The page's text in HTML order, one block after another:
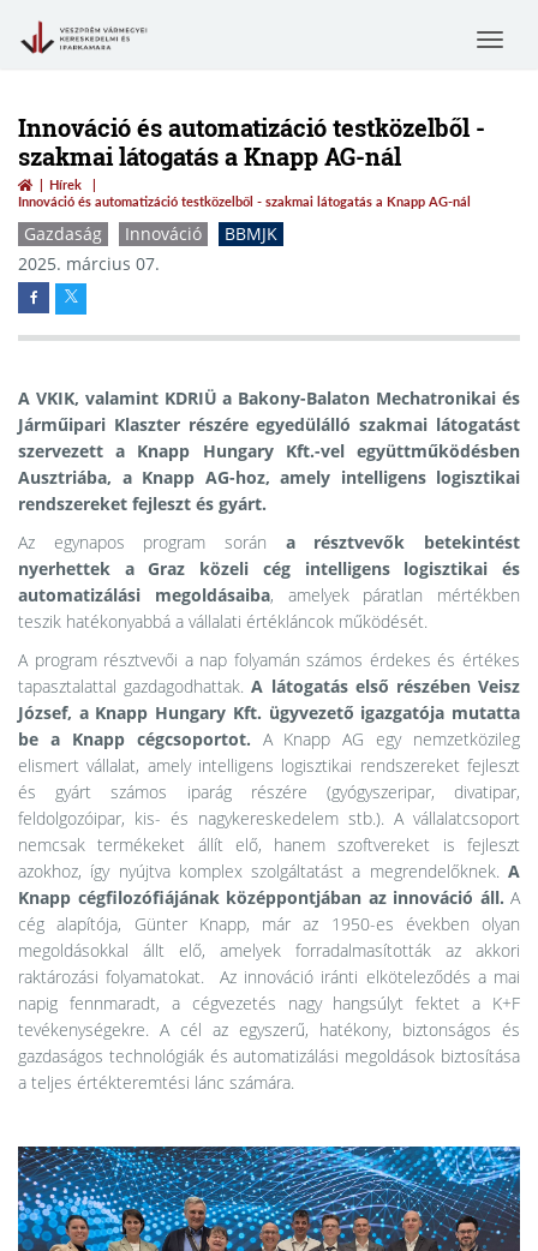
Toggle
Innováció és automatizáció testközelből -
szakmai látogatás a Knapp AG-nál
Hírek
Innováció és automatizáció testközelből - szakmai látogatás a Knapp AG-nál
Gazdaság Innováció
BBMJK
2025. március 07.
A VKIK, valamint KDRIÜ a Bakony-Balaton Mechatronikai és
Járműipari Klaszter részére egyedülálló szakmai látogatást
szervezett a Knapp Hungary Kft.-vel együttműködésben
Ausztriába, a Knapp AG-hoz, amely intelligens logisztikai
rendszereket fejleszt és gyárt.
Az egynapos program során a résztvevők betekintést
nyerhettek a Graz közeli cég intelligens logisztikai és
automatizálási megoldásaiba, amelyek páratlan mértékben
teszik hatékonyabbá a vállalati értékláncok működését.
A program résztvevői a nap folyamán számos érdekes és értékes
tapasztalattal gazdagodhattak.A látogatás első részében Veisz
József, a Knapp Hungary Kft. ügyvezető igazgatója mutatta
be a Knapp cégcsoportot. A Knapp AG egy nemzetközileg
elismert vállalat, amely intelligens logisztikai rendszereket fejleszt
és gyárt számos iparág részére (gyógyszeripar, divatipar,
feldolgozóipar, kis- és nagykereskedelem stb.). A vállalatcsoport
nemcsak termékeket állít elő, hanem szoftvereket is fejleszt
azokhoz, így nyújtva komplex szolgáltatást a megrendelőknek. A
Knapp cégfilozófiájának középpontjában az innováció áll. A
cég alapítója, Günter Knapp, már az 1950-es években olyan
megoldásokkal állt elő, amelyek forradalmasították az akkori
raktározási folyamatokat. Az innováció iránti elköteleződés a mai
napig fennmaradt, a cégvezetés nagy hangsúlyt fektet a K+F
tevékenységekre. A cél az egyszerű, hatékony, biztonságos és
gazdaságos technológiák és automatizálási megoldások biztosítása
a teljes értékteremtési lánc számára.